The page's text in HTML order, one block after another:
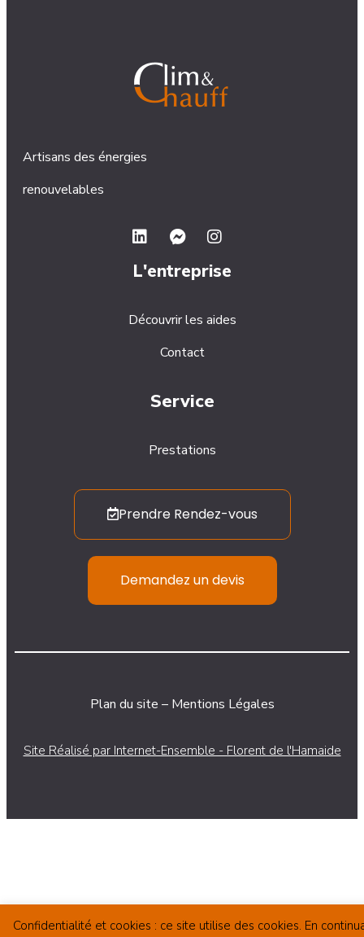
Artisans des énergies
renouvelables
L'entreprise
Découvrir les aides
Contact
Service
Prestations
Prendre Rendez-vous
Demandez un devis
Plan du site – Mentions Légales
Site Réalisé par Internet-Ensemble - Florent de l'Hamaide
Confidentialité et cookies : ce site utilise des cookies. En